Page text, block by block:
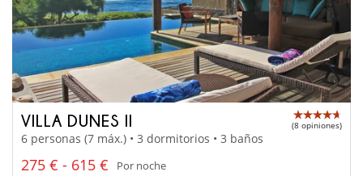
VILLA DUNES II (8 opiniones)
6 personas (7 máx.) • 3 dormitorios • 3 baños
275 € - 615 €
Por noche